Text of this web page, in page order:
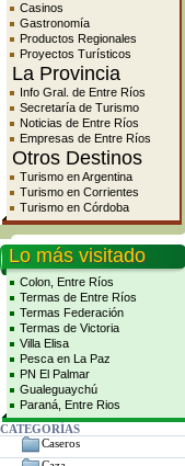
Casinos
Gastronomía
Productos Regionales
Proyectos Turísticos
La Provincia
Info Gral. de Entre Ríos
Secretaría de Turismo
Noticias de Entre Ríos
Empresas de Entre Ríos
Otros Destinos
Turismo en Argentina
Turismo en Corrientes
Turismo en Córdoba
Lo más visitado
Colon, Entre Ríos
Termas de Entre Ríos
Termas Federación
Termas de Victoria
Villa Elisa
Pesca en La Paz
PN El Palmar
Gualeguaychú
Paraná, Entre Rios
CATEGORÍAS
Caseros